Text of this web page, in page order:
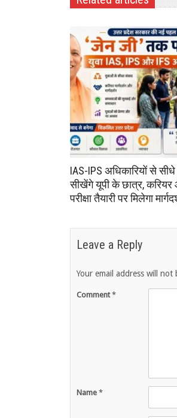
IAS-IPS अधिकारियों से सीधे
सीखेंगे यूपी के छात्र,
परीक्षा तैयारी पर मिलेगा
Leave a Reply
Your email address will not
Comment*
Name *